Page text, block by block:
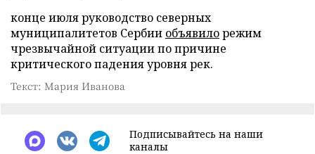
конце июля руководство северных
муниципалитетов Сербии объявилорежим
чрезвычайной ситуации по причине
критического падения уровня рек.
Текст: Мария Иванова
Подписывайтесь на наши
каналы